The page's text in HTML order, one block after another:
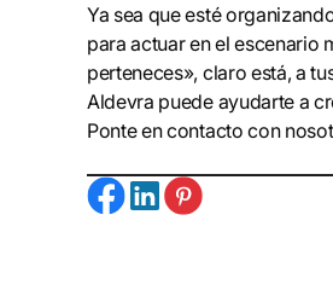
Ya sea que esté
para actuar en el escenario
perteneces», claro está, a
Aldevra puede ayudarte a
Ponte en contacto con